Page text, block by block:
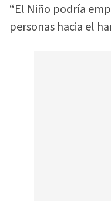
“El Niño podría
personas hacia el